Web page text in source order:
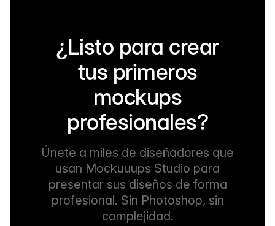
¿Listo para crear
tus primeros
mockups
profesionales?
Únete a miles de diseñadores que
usan Mockuuups Studio para
presentar sus diseños de forma
profesional. Sin Photoshop, sin
complejidad.